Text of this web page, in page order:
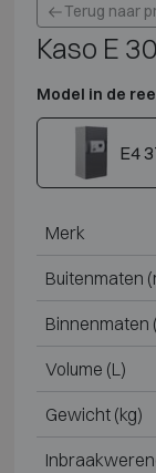
Terug naar
Kaso E
Model in de
E4
Merk
Buitenmaten
Binnenmaten
Volume (L)
Gewicht (kg)